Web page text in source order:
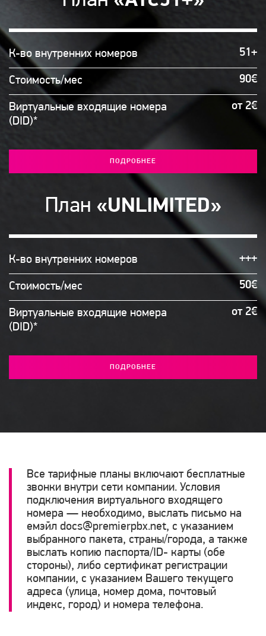
К-во внутренних номеров 51+
Стоимость/мес 90€
Виртуальные входящие номера
(DID)*
от 2€
ПОДРОБНЕЕ
План «UNLIMITED»
К-во внутренних номеров +++
Стоимость/мес 50€
Виртуальные входящие номера
(DID)*
от 2€
ПОДРОБНЕЕ
Все тарифные планы включают бесплатные
звонки внутри сети компании. Условия
подключения виртуального входящего
номера — необходимо, выслать письмо на
емэйл docs@premierpbx.net, с указанием
выбранного пакета, страны/города, а также
выслать копию паспорта/ID- карты (обе
стороны), либо сертификат регистрации
компании, с указанием Вашего текущего
адреса (улица, номер дома, почтовый
индекс, город) и номера телефона.